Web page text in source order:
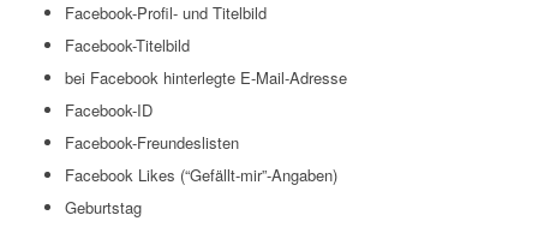
Facebook-Profil- und Titelbild
Facebook-Titelbild
bei Facebook hinterlegte E-Mail-Adresse
Facebook-ID
Facebook-Freundeslisten
Facebook Likes (“Gefällt-mir”-Angaben)
Geburtstag